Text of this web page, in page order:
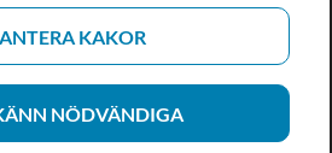
KAKOR
NÖDVÄNDIGA